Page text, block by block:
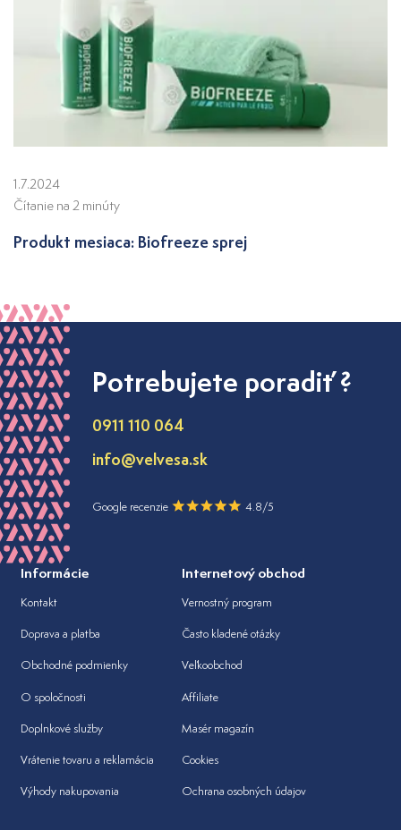
1.7.2024
Čítanie na 2 minúty
Produkt mesiaca: Biofreeze sprej
Potrebujete poradiť ?
0911 110 064
info@velvesa.sk
Google recenzie 4.8/5
Informácie
Kontakt
Doprava a platba
Obchodné podmienky
O spoločnosti
Doplnkové služby
Vrátenie tovaru a reklamácia
Výhody nakupovania
Internetový obchod
Vernostný program
Často kladené otázky
Veľkoobchod
Affiliate
Masér magazín
Cookies
Ochrana osobných údajov